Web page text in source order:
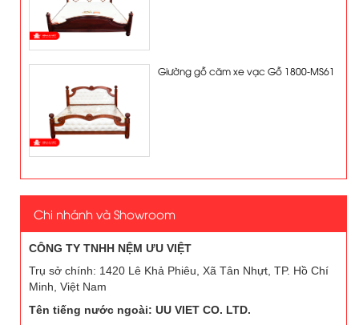
Giường gỗ căm xe vạc Gỗ 1800-MS61
Chi nhánh và Showroom
CÔNG TY TNHH NỆM ƯU VIỆT
Trụ sở chính: 1420 Lê Khả Phiêu, Xã Tân Nhựt, TP. Hồ Chí
Minh, Việt Nam
Tên tiếng nước ngoài: UU VIET CO. LTD.